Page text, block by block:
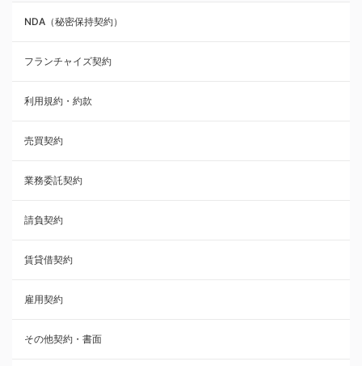
業務委託契約
利用規約・約款
覚書・合意書・同意書
承諾書
雇用契約
その他契約・書面
売買契約
株主総会議事録・関連書類
請負契約
NDA（秘密保持契約）
フランチャイズ契約
利用規約・約款
売買契約
業務委託契約
請負契約
賃貸借契約
雇用契約
その他契約・書面